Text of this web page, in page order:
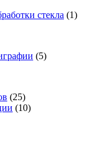
стекла (1)
(5)
(25)
(10)